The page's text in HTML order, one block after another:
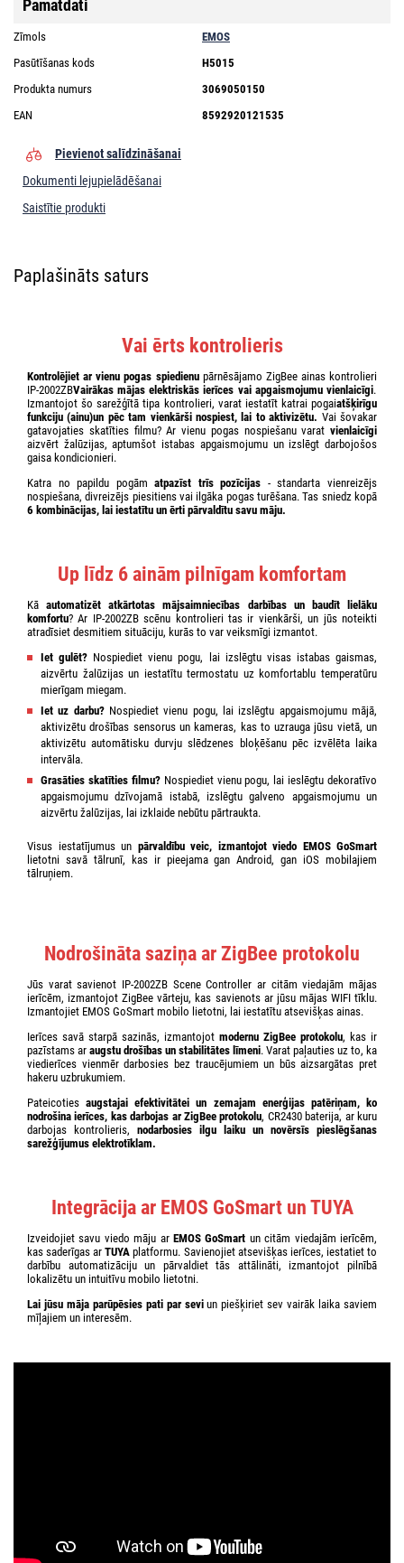
Pamatdati
Zīmols
EMOS
Pasūtīšanas kods
H5015
Produkta numurs
3069050150
EAN
8592920121535
Pievienot salīdzināšanai
Dokumenti lejupielādēšanai
Saistītie produkti
Paplašināts saturs
Vai ērts kontrolieris
Kontrolējiet ar vienu pogas spiedienupārnēsājamo ZigBee ainas kontrolieri
IP-2002ZBVairākas mājas elektriskās ierīces vai apgaismojumu vienlaicīgi.
Izmantojot šo sarežģītā tipa kontrolieri, varat iestatīt katrai pogaiatšķirīgu
funkciju (ainu)un pēc tam vienkārši nospiest, lai to aktivizētu. Vai šovakar
gatavojaties skatīties filmu? Ar vienu pogas nospiešanu varat vienlaicīgi
aizvērt žalūzijas, aptumšot istabas apgaismojumu un izslēgt darbojošos
gaisa kondicionieri.
Katra no papildu pogāmatpazīst trīs pozīcijas - standarta vienreizējs
nospiešana, divreizējs piesitiens vai ilgāka pogas turēšana. Tas sniedz kopā
6 kombinācijas, lai iestatītu un ērti pārvaldītu savu māju.
Up līdz 6 ainām pilnīgam komfortam
Kāautomatizēt atkārtotas mājsaimniecības darbības un baudīt lielāku
komfortu? Ar IP-2002ZB scēnu kontrolieri tas ir vienkārši, un jūs noteikti
atradīsiet desmitiem situāciju, kurās to var veiksmīgi izmantot.
Iet gulēt? Nospiediet vienu pogu, lai izslēgtu visas istabas gaismas,
aizvērtu žalūzijas un iestatītu termostatu uz komfortablu temperatūru
mierīgam miegam.
Iet uz darbu?Nospiediet vienu pogu, lai izslēgtu apgaismojumu mājā,
aktivizētu drošības sensorus un kameras, kas to uzrauga jūsu vietā, un
aktivizētu automātisku durvju slēdzenes bloķēšanu pēc izvēlēta laika
intervāla.
Grasāties skatīties filmu? Nospiediet vienu pogu, lai ieslēgtu dekoratīvo
apgaismojumu dzīvojamā istabā, izslēgtu galveno apgaismojumu un
aizvērtu žalūzijas, lai izklaide nebūtu pārtraukta.
Visus iestatījumus un pārvaldību veic, izmantojot viedo EMOS GoSmart
lietotni savā tālrunī, kas ir pieejama gan Android, gan iOS mobilajiem
tālruņiem.
Nodrošināta saziņa ar ZigBee protokolu
Jūs varat savienot IP-2002ZB Scene Controller ar citām viedajām mājas
ierīcēm, izmantojot ZigBee vārteju, kas savienots ar jūsu mājas WIFI tīklu.
Izmantojiet EMOS GoSmart mobilo lietotni, lai iestatītu atsevišķas ainas.
Ierīces savā starpā sazinās, izmantojot modernu ZigBee protokolu, kas ir
pazīstams ar augstu drošības un stabilitātes līmeni. Varat paļauties uz to, ka
viedierīces vienmēr darbosies bez traucējumiem un būs aizsargātas pret
hakeru uzbrukumiem.
Pateicotiesaugstajai efektivitātei un zemajam enerģijas patēriņam, ko
nodrošina ierīces, kas darbojas ar ZigBee protokolu, CR2430 baterija, ar kuru
darbojas kontrolieris, nodarbosies ilgu laiku un novērsīs pieslēgšanas
sarežģījumus elektrotīklam.
Integrācija ar EMOS GoSmart un TUYA
Izveidojiet savu viedo māju ar EMOS GoSmart un citām viedajām ierīcēm,
kas saderīgas arTUYA platformu. Savienojiet atsevišķas ierīces, iestatiet to
darbību automatizāciju un pārvaldiet tās attālināti, izmantojot pilnībā
lokalizētu un intuitīvu mobilo lietotni.
Lai jūsu māja parūpēsies pati par seviun piešķiriet sev vairāk laika saviem
mīļajiem un interesēm.